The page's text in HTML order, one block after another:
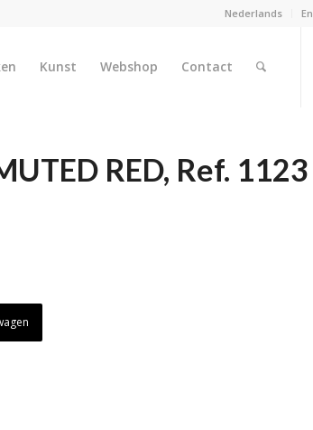
Nederlands
Kunst Webshop Contact
RED, Ref.